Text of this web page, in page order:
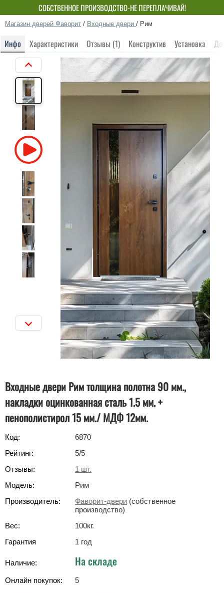
СОБСТВЕННОЕ ПРОИЗВОДСТВО-НЕ ПЕРЕПЛАЧИВАЙ!
Магазин дверей Фаворит / Входные двери / Рим
Инфо Характеристики Отзывы (1) Конструктив Установка
Входные двери Рим толщина полотна 90 мм.,
накладки оцинкованная сталь 1.5 мм. +
пенополистирол 15 мм./ МДФ 12мм.
Код:
6870
Рейтинг:
5/5
Отзывы:
1 шт.
Модель:
Рим
Производитель:
Фаворит-двери (собственное
производство)
Вес:
100кг.
Гарантия
1 год
Наличие: На складе
Онлайн покупок: 5